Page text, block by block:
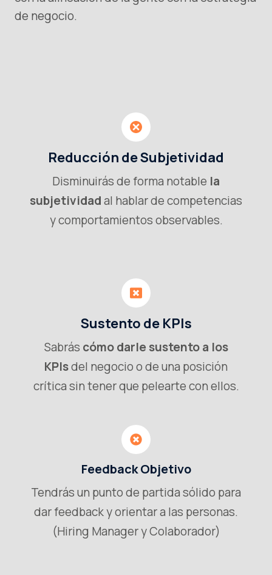
de negocio.
Reducción de Subjetividad
Disminuirás de forma notable la
subjetividadal hablar de competencias
y comportamientos observables.
Sustento de KPIs
Sabrás cómo darle sustento a los
KPIsdel negocio o de una posición
crítica sin tener que pelearte con ellos.
Feedback Objetivo
Tendrás un punto de partida sólido para
dar feedback y orientar a las personas.
(Hiring Manager y Colaborador)